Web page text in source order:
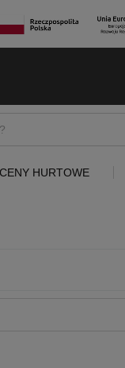
CENY HURTOWE